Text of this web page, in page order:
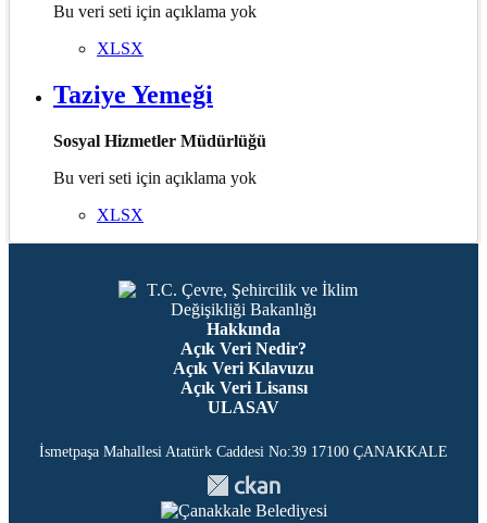
Bu veri seti için açıklama yok
XLSX
Taziye Yemeği
Sosyal Hizmetler Müdürlüğü
Bu veri seti için açıklama yok
XLSX
Hakkında
Açık Veri Nedir?
Açık Veri Kılavuzu
Açık Veri Lisansı
ULASAV
İsmetpaşa Mahallesi Atatürk Caddesi No:39 17100 ÇANAKKALE